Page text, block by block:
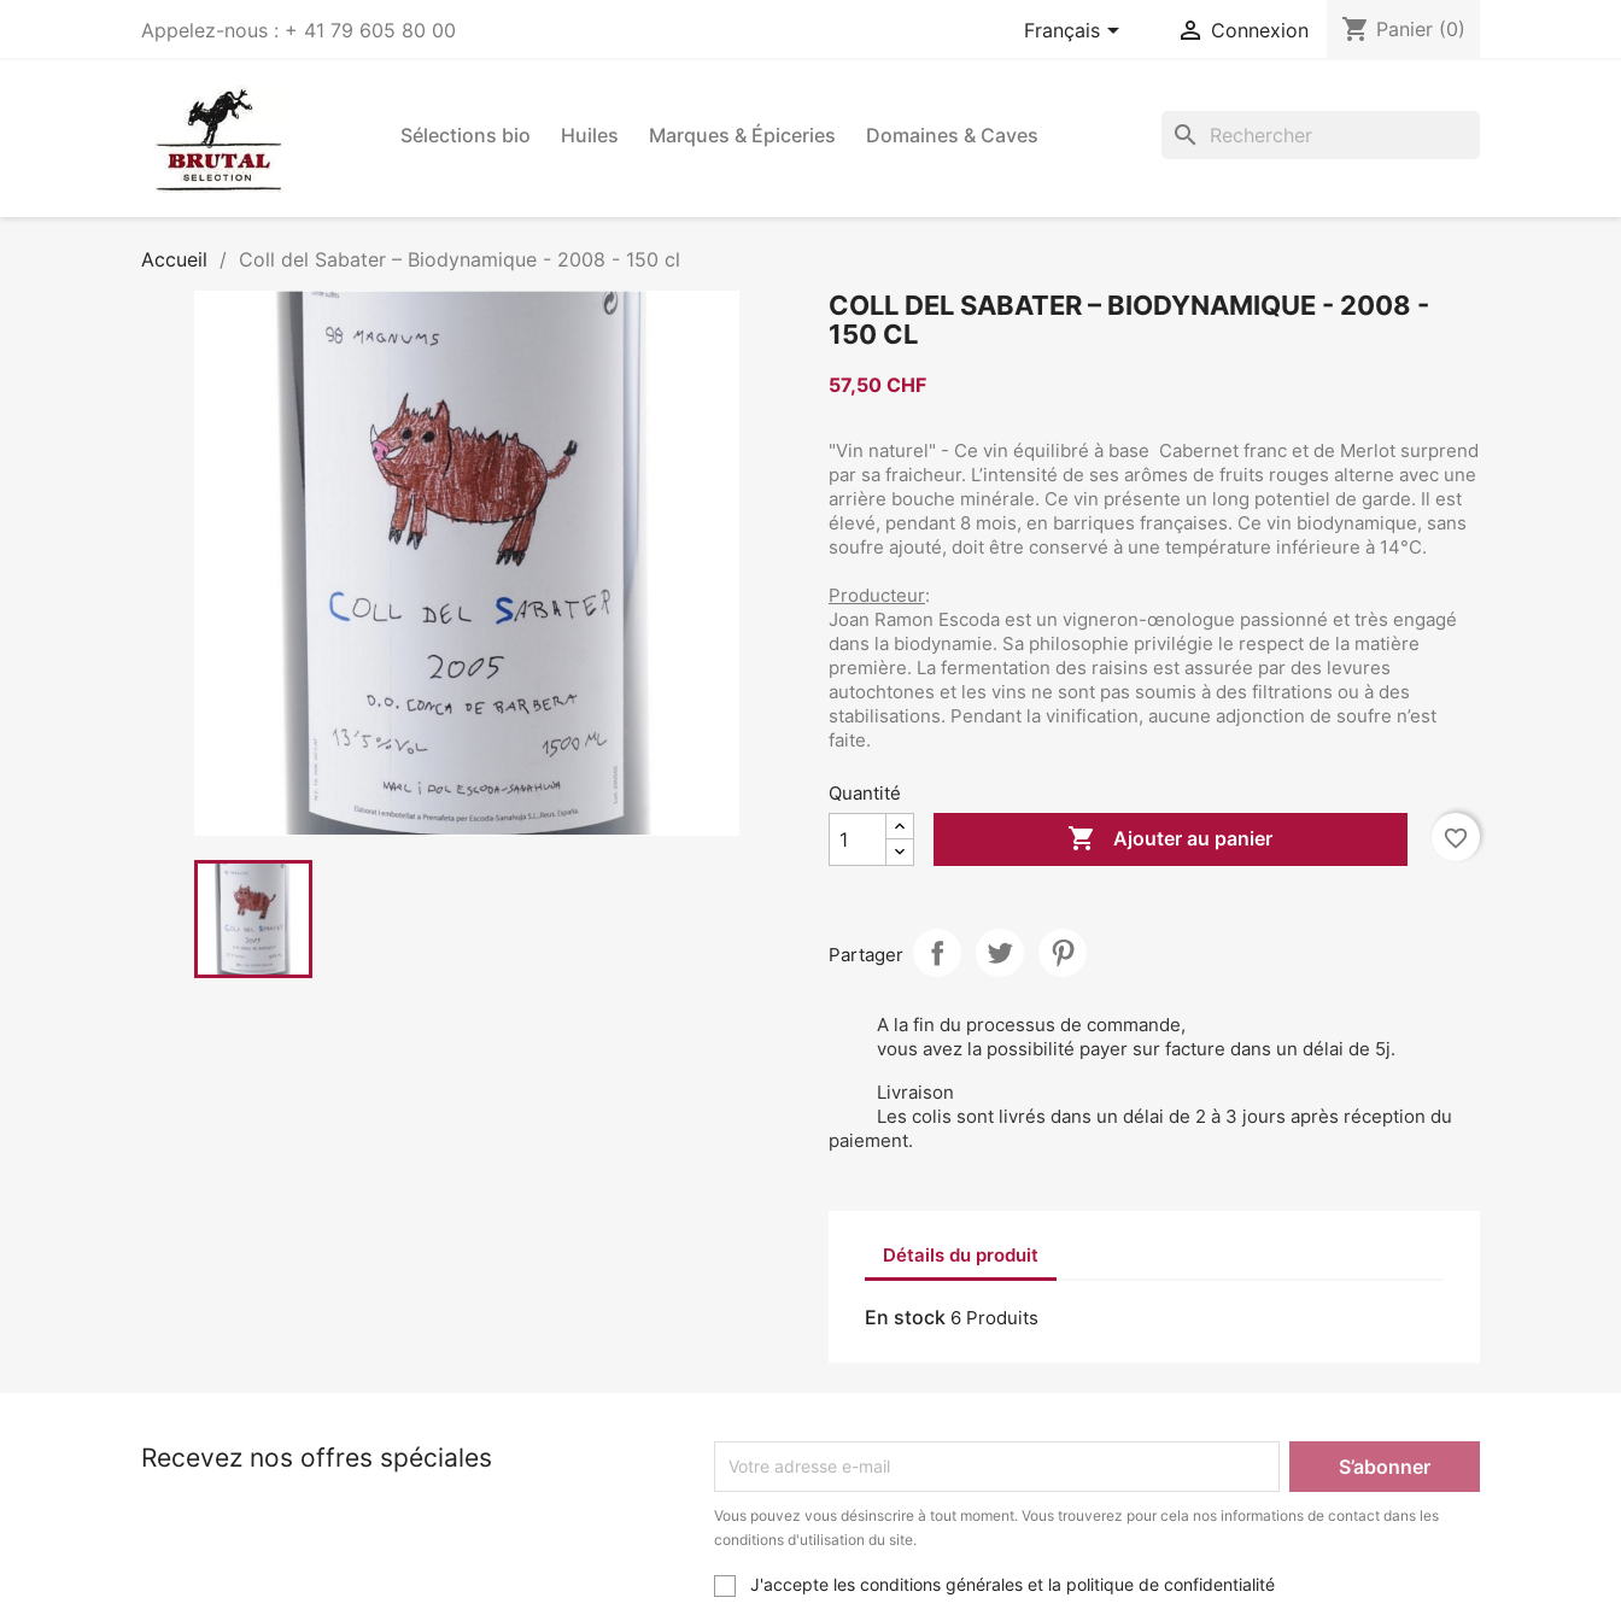
Appelez-nous : + 41 79 605 80 00 Français  Connexion shopping_cart Panier (0)
Sélections bio Huiles Marques & Épiceries Domaines & Caves search
Accueil Coll del Sabater – Biodynamique - 2008 - 150 cl
COLL DEL SABATER – BIODYNAMIQUE - 2008 -
150 CL
57,50 CHF
"Vin naturel" - Ce vin équilibré à base Cabernet franc et de Merlot surprend
par sa fraicheur. L’intensité de ses arômes de fruits rouges alterne avec une
arrière bouche minérale. Ce vin présente un long potentiel de garde. Il est
élevé, pendant 8 mois, en barriques françaises. Ce vin biodynamique, sans
soufre ajouté, doit être conservé à une température inférieure à 14°C.
Producteur:
Joan Ramon Escoda est un vigneron-œnologue passionné et très engagé
dans la biodynamie. Sa philosophie privilégie le respect de la matière
première. La fermentation des raisins est assurée par des levures
autochtones et les vins ne sont pas soumis à des filtrations ou à des
stabilisations. Pendant la vinification, aucune adjonction de soufre n’est
faite.
Quantité
 Ajouter au panier favorite_border
Partager
A la fin du processus de commande,
vous avez la possibilité payer sur facture dans un délai de 5j.
Livraison
Les colis sont livrés dans un délai de 2 à 3 jours après réception du
paiement.
Détails du produit
En stock 6 Produits
Recevez nos offres spéciales
Vous pouvez vous désinscrire à tout moment. Vous trouverez pour cela nos informations de contact dans les
conditions d'utilisation du site.
J'accepte les conditions générales et la politique de confidentialité